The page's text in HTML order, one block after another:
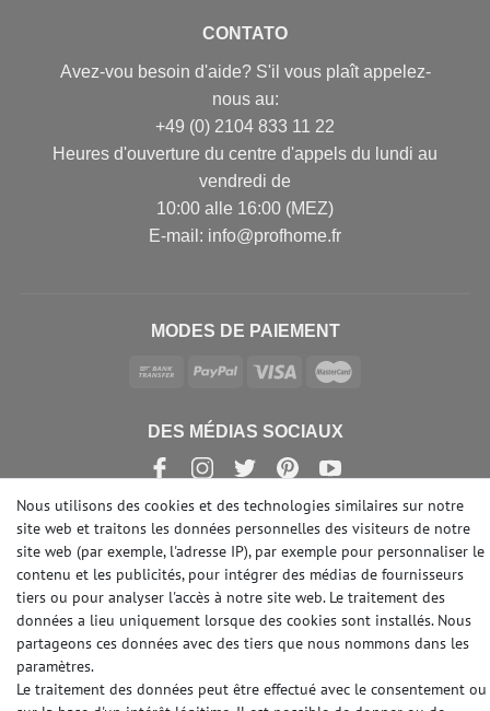
CONTATO
Avez-vou besoin d'aide? S'il vous plaît appelez-
nous au:
+49 (0) 2104 833 11 22
Heures d'ouverture du centre d'appels du lundi au
vendredi de
10:00 alle 16:00 (MEZ)
E-mail: info@profhome.fr
MODES DE PAIEMENT
DES MÉDIAS SOCIAUX
© Copyright 2026 | e-Delux GmbH
Nous utilisons des cookies et des technologies similaires sur notre
site web et traitons les données personnelles des visiteurs de notre
site web (par exemple, l'adresse IP), par exemple pour personnaliser le
contenu et les publicités, pour intégrer des médias de fournisseurs
tiers ou pour analyser l'accès à notre site web. Le traitement des
données a lieu uniquement lorsque des cookies sont installés. Nous
partageons ces données avec des tiers que nous nommons dans les
paramètres.
Le traitement des données peut être effectué avec le consentement ou